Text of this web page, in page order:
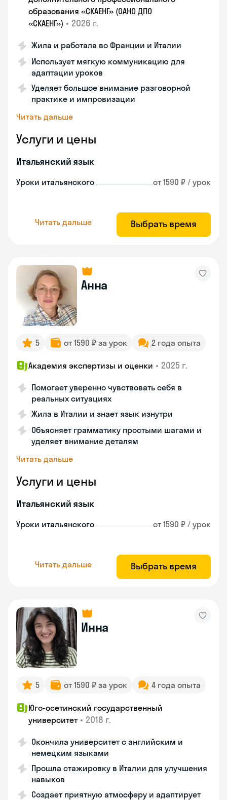
образования «СКАЕНГ» (ОАНО ДПО
«СКАЕНГ») • 2026 г.
Жила и работала во Франции и Италии
Использует мягкую коммуникацию для
адаптации уроков
Уделяет большое внимание разговорной
практике и импровизации
Читать дальше
Услуги и цены
Итальянский язык
Уроки итальянского от 1590 ₽ / урок
Читать дальше Выбрать время
Анна
5 от 1590 ₽ за урок 2 года опыта
Академия экспертизы и оценки • 2025 г.
Помогает уверенно чувствовать себя в
реальных ситуациях
Жила в Италии и знает язык изнутри
Объясняет грамматику простыми шагами и
уделяет внимание деталям
Читать дальше
Услуги и цены
Итальянский язык
Уроки итальянского от 1590 ₽ / урок
Читать дальше Выбрать время
Инна
5 от 1590 ₽ за урок 4 года опыта
Юго-осетинский государственный
университет • 2018 г.
Окончила университет с английским и
немецким языками
Прошла стажировку в Италии для улучшения
навыков
Создает приятную атмосферу и адаптирует